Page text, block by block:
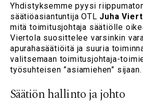
Yhdistyksemme pyysi
säätiöasiantuntija OTL Juha
mitä toimitusjohtaja säätiölle
Viertola suosittelee varsinkin
apurahasäätiöitä ja suuria
valitsemaan toimitusjohtaja-
työsuhteisen ”asiamiehen” sijaan.
Säätiön hallinto ja johto